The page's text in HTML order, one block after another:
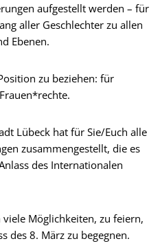
aufgestellt werden – für
aller Geschlechter zu allen
Ebenen.
zu beziehen: für
Lübeck hat für Sie/Euch alle
zusammengestellt, die es
des Internationalen
Möglichkeiten, zu feiern,
des 8. März zu begegnen.